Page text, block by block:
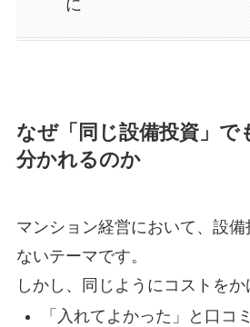
に
なぜ「同じ設備投資」で
分かれるのか
マンション経営において、設
ないテーマです。
しかし、同じようにコストをか
「入れてよかった」と口コ